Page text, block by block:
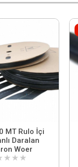
MT Rulo İçi
Daralan
Woer
★ ★ ★